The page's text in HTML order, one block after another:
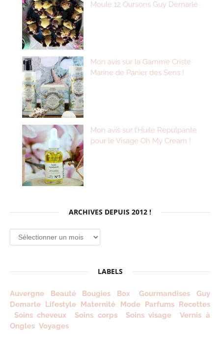
Moule 12 Oursons Guy Demarle
Mon avis sur la Gamme Criste
Marine de Panier des Sens !
Mon avis sur l’Huile Repulpante
pour le Visage Oh My Cream !
ARCHIVES DEPUIS 2012 !
Archives
depuis
LABELS
Auvergne Beauté Bougies Box Gourmandises
Guy
Demarle
Lifestyle Maternité Mode Parfums
Recettes
Soins cheveux
Soins corps Soins visage
Vernis à
Ongles Voyages